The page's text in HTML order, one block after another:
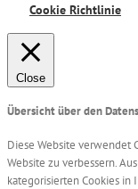
Cookie Richtlinie
Close
Übersicht über den
Diese Website verwendet
Website zu verbessern.
kategorisierten Cookies in